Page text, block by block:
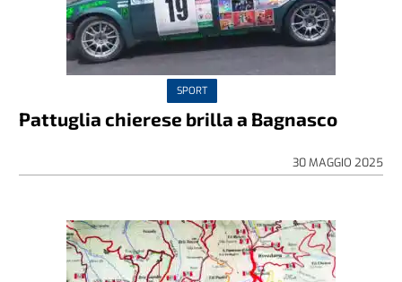
SPORT
Pattuglia chierese brilla a Bagnasco
30 MAGGIO 2025